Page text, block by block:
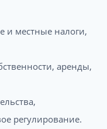
и местные налоги,
аренды,
регулирование.